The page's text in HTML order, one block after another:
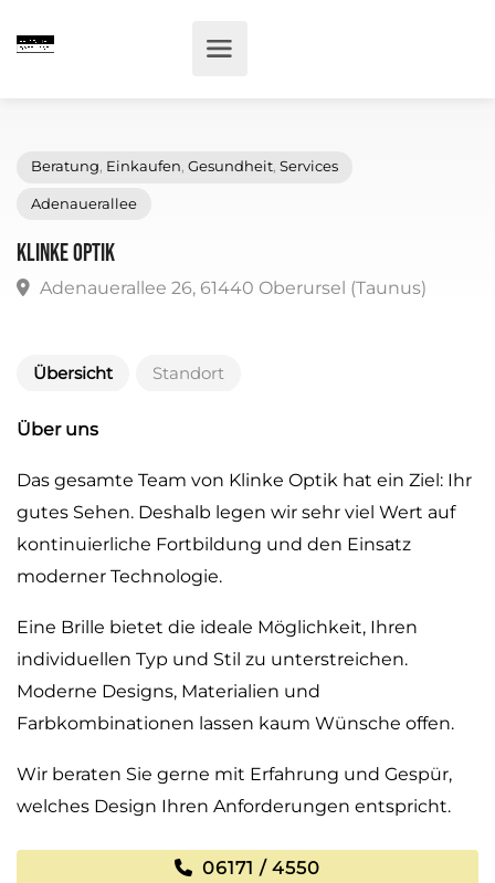
Klinke Optik
Übersicht Standort
Über uns
Das gesamte Team von Klinke Optik hat ein Ziel: Ihr
gutes Sehen. Deshalb legen wir sehr viel Wert auf
kontinuierliche Fortbildung und den Einsatz
moderner Technologie.
Eine Brille bietet die ideale Möglichkeit, Ihren
individuellen Typ und Stil zu unterstreichen.
Moderne Designs, Materialien und
Farbkombinationen lassen kaum Wünsche offen.
Wir beraten Sie gerne mit Erfahrung und Gespür,
welches Design Ihren Anforderungen entspricht.
06171 / 4550